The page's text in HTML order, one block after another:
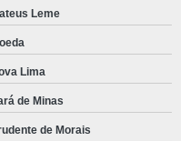
Leme
Lima
de Minas
de Morais